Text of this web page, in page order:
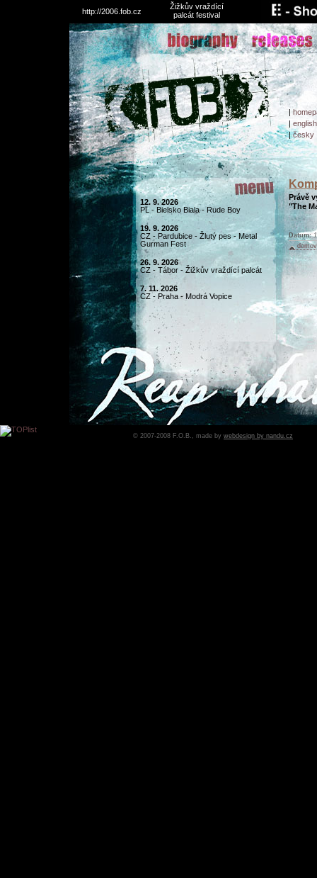
http://2006.fob.cz
Žižkův vraždící
palcát festival
|
| english
|česky
12. 9. 2026
PL - Bielsko Biala - Rude Boy
19. 9. 2026
CZ - Pardubice - Žlutý pes - Metal
Gurman Fest
26. 9. 2026
CZ - Tábor - Žižkův vraždící palcát
7. 11. 2026
CZ - Praha - Modrá Vopice
Právě
"The
Datum:
© 2007-2008 F.O.B., made by webdesign by nandu.cz